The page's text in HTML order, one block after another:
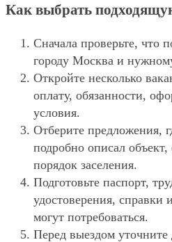
Как выбрать
Сначала проверьте, что
городу Москва и
Откройте несколько
оплату, обязанности,
условия.
Отберите предложения,
подробно описал
порядок заселения.
Подготовьте паспорт,
удостоверения, справки
могут потребоваться.
Перед выездом уточните